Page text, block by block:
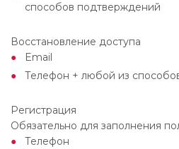
способов подтверждений
Восстановление доступа
Email
Телефон + любой из
Регистрация
Обязательно для заполнения
Телефон